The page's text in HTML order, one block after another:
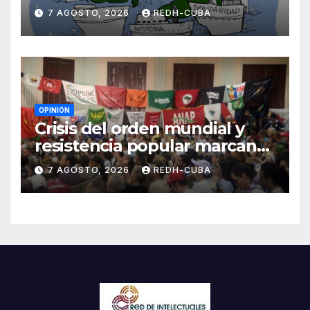
Cuba? Por Hedelberto López
Blanch
7 AGOSTO, 2026 REDH-CUBA
OPINIÓN
Crisis del orden mundial y
resistencia popular marcan
el inicio de la IV Asamblea
Continental de ALBA
Movimientos en Cuba
7 AGOSTO, 2026 REDH-CUBA